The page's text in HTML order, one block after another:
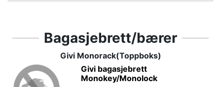
Bagasjebrett/bærer
Givi Monorack(Toppboks)
Givi bagasjebrett
Monokey/Monolock